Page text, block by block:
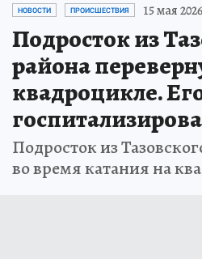
НОВОСТИ ПРОИСШЕСТВИЯ 15 мая
Подросток из
района
квадроцикле.
Подросток из
во время катания на